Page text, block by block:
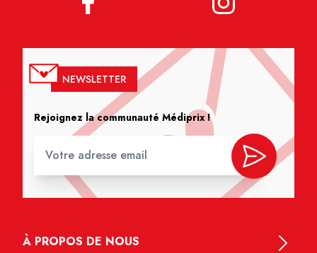
NEWSLETTER
Rejoignez la communauté Médiprix !
À PROPOS DE NOUS